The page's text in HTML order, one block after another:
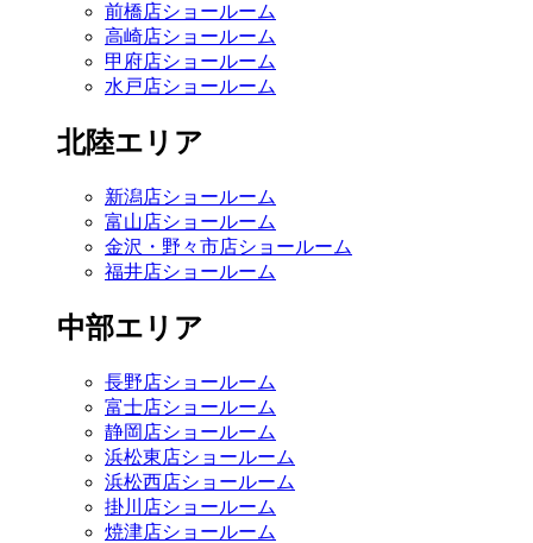
前橋店ショールーム
高崎店ショールーム
甲府店ショールーム
水戸店ショールーム
北陸エリア
新潟店ショールーム
富山店ショールーム
金沢・野々市店ショールーム
福井店ショールーム
中部エリア
長野店ショールーム
富士店ショールーム
静岡店ショールーム
浜松東店ショールーム
浜松西店ショールーム
掛川店ショールーム
焼津店ショールーム